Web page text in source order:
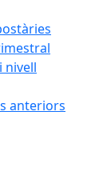
nivell
anteriors